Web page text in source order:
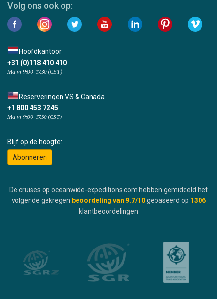
Volg ons ook op:
Hoofdkantoor
+31 (0)118 410 410
Ma-vr 9:00-17:30 (CET)
Reserveringen VS & Canada
+1 800 453 7245
Ma-vr 9:00-17:30 (CST)
Blijf op de hoogte:
Abonneren
De cruises op oceanwide-expeditions.com hebben gemiddeld het
volgende gekregen beoordeling van 9.7/10 gebaseerd op 1306
klantbeoordelingen